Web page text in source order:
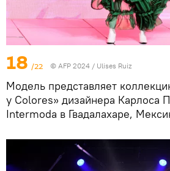
18 /22 © AFP 2024 / Ulises Ruiz
Модель представляет
y Colores» дизайнера Карлоса
Intermoda в Гвадалахаре,